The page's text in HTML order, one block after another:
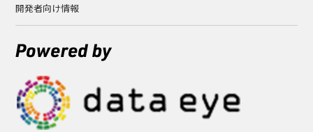
開発者向け情報